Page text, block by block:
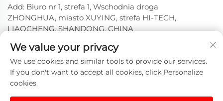
Add: Biuro nr 1, strefa 1, Wschodnia droga
ZHONGHUA, miasto XUYING, strefa HI-TECH,
LIAOCHENG, SHANDONG, CHINA
Tel:+86-635 8512218
E-mail:[email protected]
Prawa autorskie © 2024 Liaocheng Voiern Laser
We value your privacy
We use cookies and similar tools to provide our services.
If you don't want to accept all cookies, click Personalize
cookies.